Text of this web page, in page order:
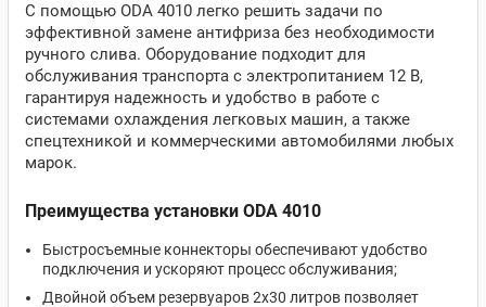
С помощью ODA 4010 легко решить задачи по
эффективной замене антифриза без необходимости
ручного слива. Оборудование подходит для
обслуживания транспорта с электропитанием 12 В,
гарантируя надежность и удобство в работе с
системами охлаждения легковых машин, а также
спецтехникой и коммерческими автомобилями любых
марок.
Преимущества установки ODA 4010
Быстросъемные коннекторы обеспечивают удобство
подключения и ускоряют процесс обслуживания;
Двойной объем резервуаров 2х30 литров позволяет